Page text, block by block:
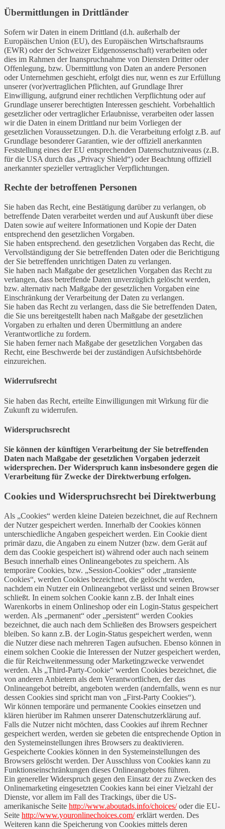
Übermittlungen in Drittländer
Sofern wir Daten in einem Drittland (d.h. außerhalb der
Europäischen Union (EU), des Europäischen Wirtschaftsraums
(EWR) oder der Schweizer Eidgenossenschaft) verarbeiten oder
dies im Rahmen der Inanspruchnahme von Diensten Dritter oder
Offenlegung, bzw. Übermittlung von Daten an andere Personen
oder Unternehmen geschieht, erfolgt dies nur, wenn es zur Erfüllung
unserer (vor)vertraglichen Pflichten, auf Grundlage Ihrer
Einwilligung, aufgrund einer rechtlichen Verpflichtung oder auf
Grundlage unserer berechtigten Interessen geschieht. Vorbehaltlich
gesetzlicher oder vertraglicher Erlaubnisse, verarbeiten oder lassen
wir die Daten in einem Drittland nur beim Vorliegen der
gesetzlichen Voraussetzungen. D.h. die Verarbeitung erfolgt z.B. auf
Grundlage besonderer Garantien, wie der offiziell anerkannten
Feststellung eines der EU entsprechenden Datenschutzniveaus (z.B.
für die USA durch das „Privacy Shield“) oder Beachtung offiziell
anerkannter spezieller vertraglicher Verpflichtungen.
Rechte der betroffenen Personen
Sie haben das Recht, eine Bestätigung darüber zu verlangen, ob
betreffende Daten verarbeitet werden und auf Auskunft über diese
Daten sowie auf weitere Informationen und Kopie der Daten
entsprechend den gesetzlichen Vorgaben.
Sie haben entsprechend. den gesetzlichen Vorgaben das Recht, die
Vervollständigung der Sie betreffenden Daten oder die Berichtigung
der Sie betreffenden unrichtigen Daten zu verlangen.
Sie haben nach Maßgabe der gesetzlichen Vorgaben das Recht zu
verlangen, dass betreffende Daten unverzüglich gelöscht werden,
bzw. alternativ nach Maßgabe der gesetzlichen Vorgaben eine
Einschränkung der Verarbeitung der Daten zu verlangen.
Sie haben das Recht zu verlangen, dass die Sie betreffenden Daten,
die Sie uns bereitgestellt haben nach Maßgabe der gesetzlichen
Vorgaben zu erhalten und deren Übermittlung an andere
Verantwortliche zu fordern.
Sie haben ferner nach Maßgabe der gesetzlichen Vorgaben das
Recht, eine Beschwerde bei der zuständigen Aufsichtsbehörde
einzureichen.
Widerrufsrecht
Sie haben das Recht, erteilte Einwilligungen mit Wirkung für die
Zukunft zu widerrufen.
Widerspruchsrecht
Sie können der künftigen Verarbeitung der Sie betreffenden
Daten nach Maßgabe der gesetzlichen Vorgaben jederzeit
widersprechen. Der Widerspruch kann insbesondere gegen die
Verarbeitung für Zwecke der Direktwerbung erfolgen.
Cookies und Widerspruchsrecht bei Direktwerbung
Als „Cookies“ werden kleine Dateien bezeichnet, die auf Rechnern
der Nutzer gespeichert werden. Innerhalb der Cookies können
unterschiedliche Angaben gespeichert werden. Ein Cookie dient
primär dazu, die Angaben zu einem Nutzer (bzw. dem Gerät auf
dem das Cookie gespeichert ist) während oder auch nach seinem
Besuch innerhalb eines Onlineangebotes zu speichern. Als
temporäre Cookies, bzw. „Session-Cookies“ oder „transiente
Cookies“, werden Cookies bezeichnet, die gelöscht werden,
nachdem ein Nutzer ein Onlineangebot verlässt und seinen Browser
schließt. In einem solchen Cookie kann z.B. der Inhalt eines
Warenkorbs in einem Onlineshop oder ein Login-Status gespeichert
werden. Als „permanent“ oder „persistent“ werden Cookies
bezeichnet, die auch nach dem Schließen des Browsers gespeichert
bleiben. So kann z.B. der Login-Status gespeichert werden, wenn
die Nutzer diese nach mehreren Tagen aufsuchen. Ebenso können in
einem solchen Cookie die Interessen der Nutzer gespeichert werden,
die für Reichweitenmessung oder Marketingzwecke verwendet
werden. Als „Third-Party-Cookie“ werden Cookies bezeichnet, die
von anderen Anbietern als dem Verantwortlichen, der das
Onlineangebot betreibt, angeboten werden (andernfalls, wenn es nur
dessen Cookies sind spricht man von „First-Party Cookies“).
Wir können temporäre und permanente Cookies einsetzen und
klären hierüber im Rahmen unserer Datenschutzerklärung auf.
Falls die Nutzer nicht möchten, dass Cookies auf ihrem Rechner
gespeichert werden, werden sie gebeten die entsprechende Option in
den Systemeinstellungen ihres Browsers zu deaktivieren.
Gespeicherte Cookies können in den Systemeinstellungen des
Browsers gelöscht werden. Der Ausschluss von Cookies kann zu
Funktionseinschränkungen dieses Onlineangebotes führen.
Ein genereller Widerspruch gegen den Einsatz der zu Zwecken des
Onlinemarketing eingesetzten Cookies kann bei einer Vielzahl der
Dienste, vor allem im Fall des Trackings, über die US-
amerikanische Seite http://www.aboutads.info/choices/oder die EU-
Seite http://www.youronlinechoices.com/erklärt werden. Des
Weiteren kann die Speicherung von Cookies mittels deren